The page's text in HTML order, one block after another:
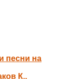
песни на
К.,